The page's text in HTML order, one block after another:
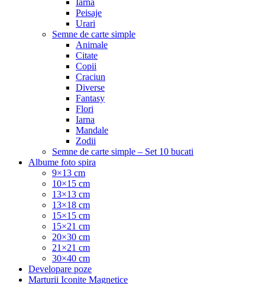
Peisaje
Urari
Semne de carte simple
Animale
Citate
Copii
Craciun
Diverse
Fantasy
Flori
Iarna
Mandale
Zodii
Semne de carte simple – Set 10 bucati
Albume foto spira
9×13 cm
10×15 cm
13×13 cm
13×18 cm
15×15 cm
15×21 cm
20×30 cm
21×21 cm
30×40 cm
Developare poze
Marturii Iconite Magnetice